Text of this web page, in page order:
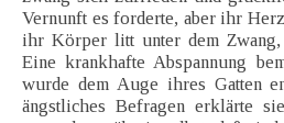
Vernunft es forderte, aber ihr
ihr Körper litt unter dem
Eine krankhafte Abspannung
wurde dem Auge ihres Gatten
ängstliches Befragen erklärte